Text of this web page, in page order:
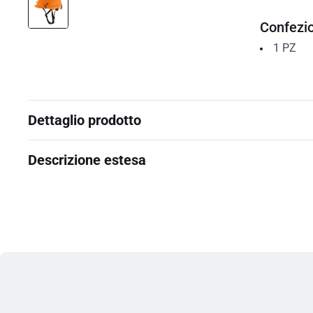
1 PZ
Dettaglio prodotto
Descrizione estesa